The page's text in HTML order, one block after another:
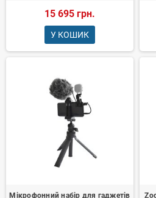
15 695 грн.
У КОШИК
Мікрофонний набір для гаджетів